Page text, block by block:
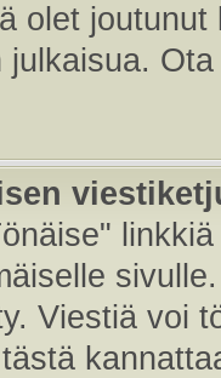
olet
julkaisua.
Viestiä voi